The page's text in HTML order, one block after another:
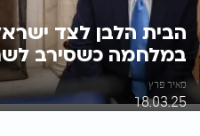
הבית הלבן לצד
במלחמה כשסירב
מאיר פרץ
18.03.25